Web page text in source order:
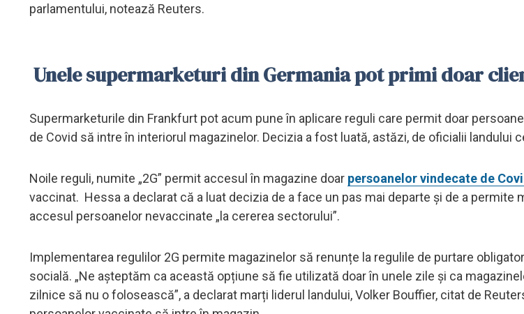
parlamentului, notează Reuters.
Unele supermarketuri din Germania pot primi doar
Supermarketurile din Frankfurt pot acum pune în aplicare reguli care permit doar
de Covid să intre în interiorul magazinelor. Decizia a fost luată, astăzi, de oficialii landului
Noile reguli, numite „2G” permit accesul în magazine doar persoanelor vindecate de
vaccinat. Hessa a declarat că a luat decizia de a face un pas mai departe și de a permite
accesul persoanelor nevaccinate „la cererea sectorului”.
Implementarea regulilor 2G permite magazinelor să renunțe la regulile de purtare
socială. „Ne așteptăm ca această opțiune să fie utilizată doar în unele zile și ca
zilnice să nu o folosească”, a declarat marți liderul landului, Volker Bouffier, citat de